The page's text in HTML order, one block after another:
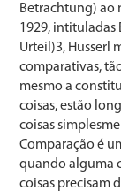
Betrachtung) ao
1929, intituladas
Urteil)3, Husserl
comparativas,
mesmo a
coisas, estão
coisas
Comparação é
quando alguma
coisas precisam